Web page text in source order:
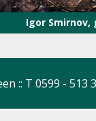
Igor Smirnov,
:: T 0599 - 513